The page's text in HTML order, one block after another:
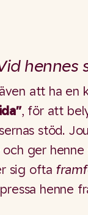
hennes
att ha en
, för att
stöd.
ger henne
sig ofta
henne